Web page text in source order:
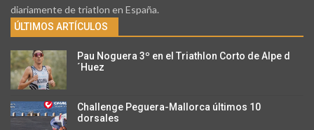
diariamente de triatlon en España.
ÚLTIMOS ARTÍCULOS
Pau Noguera 3º en el Triathlon Corto de Alpe d
´Huez
Challenge Peguera-Mallorca últimos 10
dorsales